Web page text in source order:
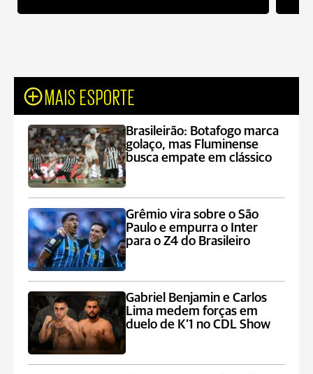
MAIS ESPORTE
Brasileirão: Botafogo marca
golaço, mas Fluminense
busca empate em clássico
Grêmio vira sobre o São
Paulo e empurra o Inter
para o Z4 do Brasileiro
Gabriel Benjamin e Carlos
Lima medem forças em
duelo de K’1 no CDL Show